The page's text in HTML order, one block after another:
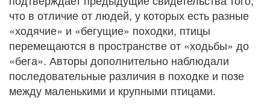
что в отличие от людей, у которых есть разные
«ходячие» и «бегущие» походки, птицы
перемещаются в пространстве от «ходьбы» до
«бега». Авторы дополнительно наблюдали
последовательные различия в походке и позе
между маленькими и крупными птицами.